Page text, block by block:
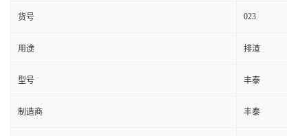
货号 023
用途 排渣
型号 丰泰
制造商 丰泰